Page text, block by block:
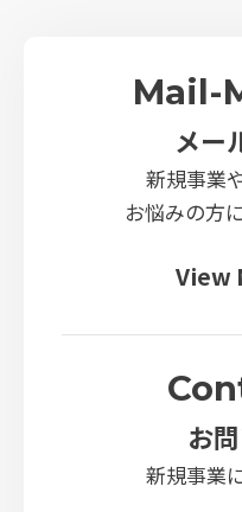
Mail-
メー
新規事業
お悩みの方
View
お
新規事業